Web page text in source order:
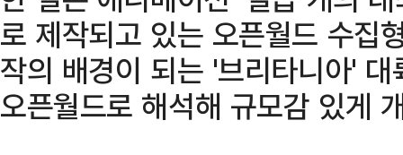
로 제작되고 있는 오픈월드 수집
작의 배경이 되는 '브리타니아'
오픈월드로 해석해 규모감 있게